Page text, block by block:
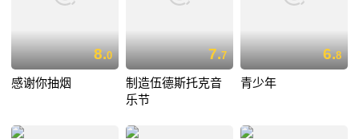
8.0
感谢你抽烟
7.7
制造伍德斯托克音
乐节
6.8
青少年